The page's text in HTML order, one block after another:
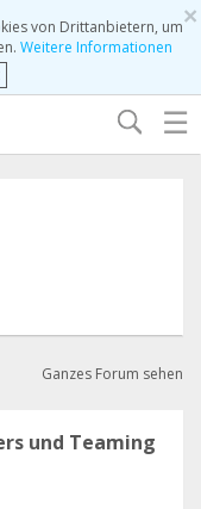
×
von Drittanbietern, um
Weitere Informationen
☰
Ganzes Forum sehen
und Teaming